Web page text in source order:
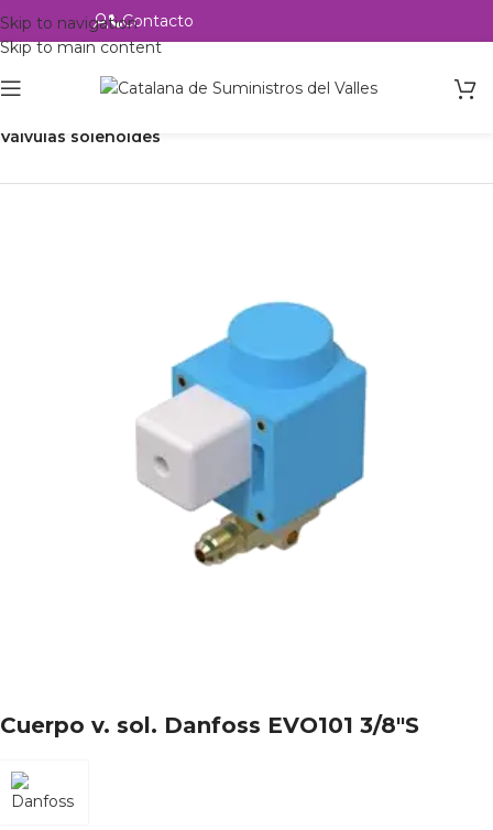
Skip to navigation
Skip to main content
Contacto
Válvulas solenoides
Cuerpo v. sol. Danfoss EVO101 3/8″S